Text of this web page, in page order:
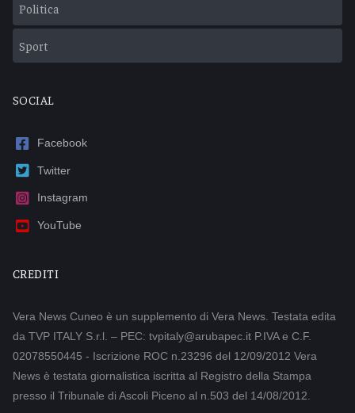
Politica
Sport
SOCIAL
Facebook
Twitter
Instagram
YouTube
CREDITI
Vera News Cuneo è un supplemento di Vera News. Testata edita
da TVP ITALY S.r.l. – PEC: tvpitaly@arubapec.it P.IVA e C.F.
02078550445 - Iscrizione ROC n.23296 del 12/09/2012 Vera
News è testata giornalistica iscritta al Registro della Stampa
presso il Tribunale di Ascoli Piceno al n.503 del 14/08/2012.